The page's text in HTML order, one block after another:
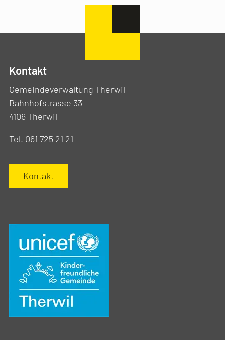
Kontakt
Gemeindeverwaltung Therwil
Bahnhofstrasse 33
4106 Therwil
Tel. 061 725 21 21
Kontakt